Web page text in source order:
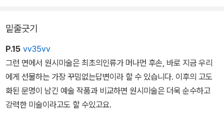
했던 피카소의 말이 참 와 닿아요. 처음 현지에 가서 동굴벽화를 봤을
때는 한동안 다른 모든 미술 작품이 하찮게 보이기까지 했습니다. 현
대 화가들과 비교할 수도 없을 만큼 조악한 도구들만 사용해서, 손바
닥 찍기나 입으로 불기 같은 초보적인 방법으로 이런 어마어마한 걸
작을 만들어냈다는 게 믿기지가 않았지요.
- 1부 원시미술 2장 ‘그들은 동굴에서 무엇을 했을까’ 중에서
밑줄긋기
P.15 vv35vv
그런 면에서 원시미술은 최초의인류가 머나먼 후손, 바로 지금 우리
에게 선물하는 가장 꾸밈없는답변이라 할 수 있습니다. 이후의 고도
화된 문명이 남긴 예술 작품과 비교하면 원시미술은 더욱 순수하고
강력한 미술이라고도 할 수있고요.